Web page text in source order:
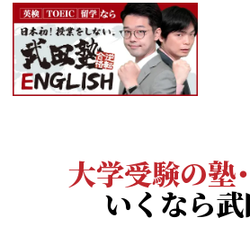
大学受験の塾
いくなら